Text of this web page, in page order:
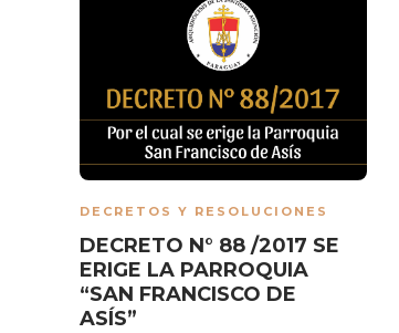
DECRETOS Y RESOLUCIONES
DECRETO N° 88 /2017 SE
ERIGE LA PARROQUIA
“SAN FRANCISCO DE
ASÍS”